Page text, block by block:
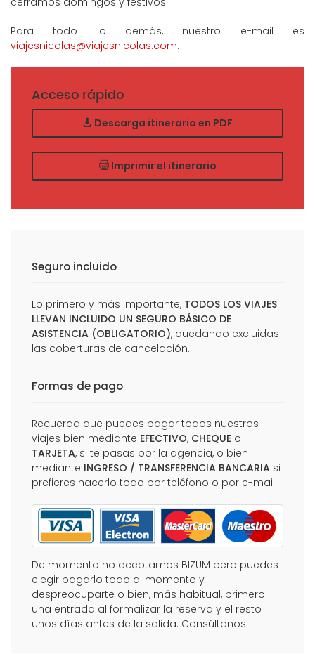
Para todo lo demás, nuestro e-mail es
viajesnicolas@viajesnicolas.com.
Acceso rápido
Descarga itinerario en PDF
Imprimir el itinerario
Seguro incluido
Lo primero y más importante, TODOS LOS VIAJES
LLEVAN INCLUIDO UN SEGURO BÁSICO DE
ASISTENCIA (OBLIGATORIO), quedando excluidas
las coberturas de cancelación.
Formas de pago
Recuerda que puedes pagar todos nuestros
viajes bien mediante EFECTIVO, CHEQUE o
TARJETA, si te pasas por la agencia, o bien
mediante INGRESO / TRANSFERENCIA BANCARIA si
prefieres hacerlo todo por teléfono o por e-mail.
De momento no aceptamos BIZUM pero puedes
elegir pagarlo todo al momento y
despreocuparte o bien, más habitual, primero
una entrada al formalizar la reserva y el resto
unos días antes de la salida. Consúltanos.